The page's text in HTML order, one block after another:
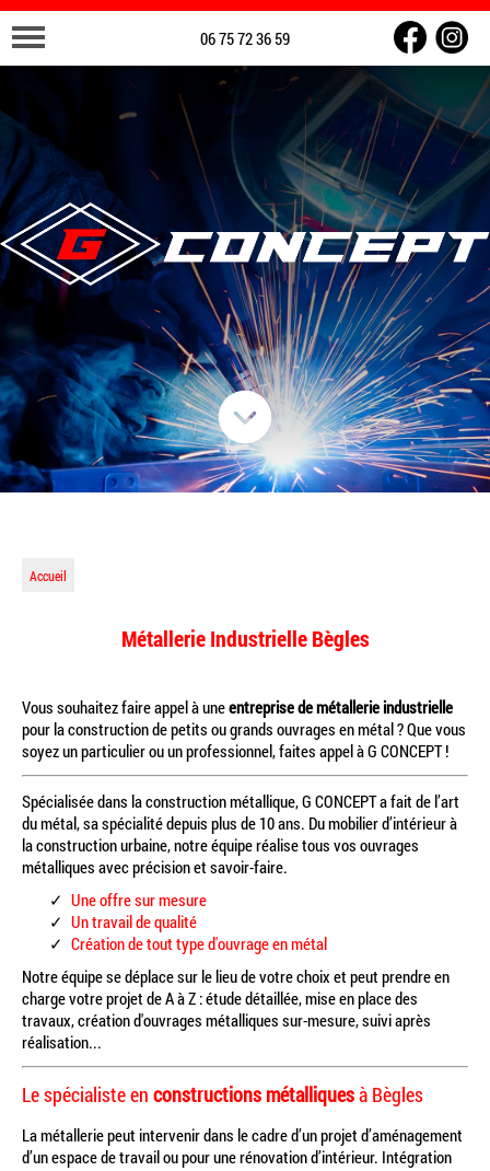
06 75 72 36 59
Accueil
Métallerie Industrielle Bègles
Vous souhaitez faire appel à uneentreprise de métallerie industrielle
pour la construction de petits ou grands ouvrages en métal ? Que vous
soyez un particulier ou un professionnel, faites appel à G CONCEPT !
Spécialisée dans la construction métallique, G CONCEPT a fait de l’art
du métal, sa spécialité depuis plus de 10 ans. Du mobilier d’intérieur à
la construction urbaine, notre équipe réalise tous vos ouvrages
métalliques avec précision et savoir-faire.
Une offre sur mesure
Un travail de qualité
Création de tout type d'ouvrage en métal
Notre équipe se déplace sur le lieu de votre choix et peut prendre en
charge votre projet de A à Z : étude détaillée, mise en place des
travaux, création d'ouvrages métalliques sur-mesure, suivi après
réalisation...
Le spécialiste en constructions métalliquesà Bègles
La métallerie peut intervenir dans le cadre d’un projet d’aménagement
d’un espace de travail ou pour une rénovation d’intérieur. Intégration